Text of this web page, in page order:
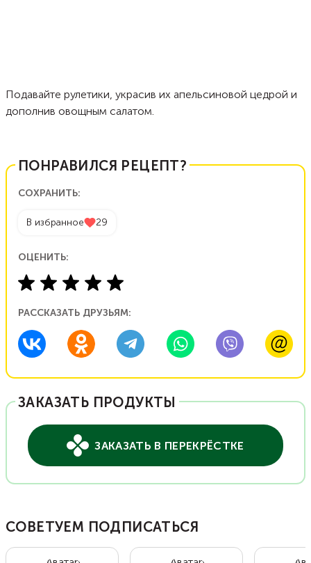
Подавайте рулетики, украсив их апельсиновой цедрой и
дополнив овощным салатом.
ПОНРАВИЛСЯ РЕЦЕПТ?
СОХРАНИТЬ:
В избранное 29
ОЦЕНИТЬ:
РАССКАЗАТЬ ДРУЗЬЯМ:
ЗАКАЗАТЬ ПРОДУКТЫ
ЗАКАЗАТЬ В ПЕРЕКРЁСТКЕ
СОВЕТУЕМ ПОДПИСАТЬСЯ